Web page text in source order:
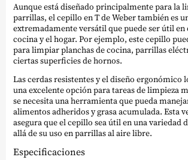
Aunque está diseñado principalmente para la
parrillas, el cepillo en T de Weber también es
extremadamente versátil que puede ser útil en
cocina y el hogar. Por ejemplo, este cepillo
para limpiar planchas de cocina, parrillas
ciertas superficies de hornos.
Las cerdas resistentes y el diseño ergonómico
una excelente opción para tareas de limpieza
se necesita una herramienta que pueda
alimentos adheridos y grasa acumulada. Esta
asegura que el cepillo sea útil en una variedad
allá de su uso en parrillas al aire libre.
Especificaciones